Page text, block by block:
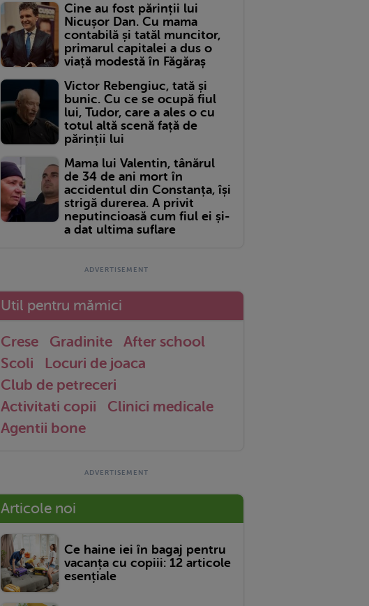
Cine au fost părinții lui
Nicușor Dan. Cu mama
contabilă și tatăl muncitor,
primarul capitalei a dus o
viață modestă în Făgăraș
Victor Rebengiuc, tată și
bunic. Cu ce se ocupă fiul
lui, Tudor, care a ales o cu
totul altă scenă față de
părinții lui
Mama lui Valentin, tânărul
de 34 de ani mort în
accidentul din Constanța, își
strigă durerea. A privit
neputincioasă cum fiul ei și-
a dat ultima suflare
Util pentru mămici
Crese Gradinite
After school
Scoli
Locuri de joaca
Club de petreceri
Activitati copii
Clinici medicale
Agentii bone
Articole noi
Ce haine iei în bagaj pentru
vacanța cu copiii: 12 articole
esențiale